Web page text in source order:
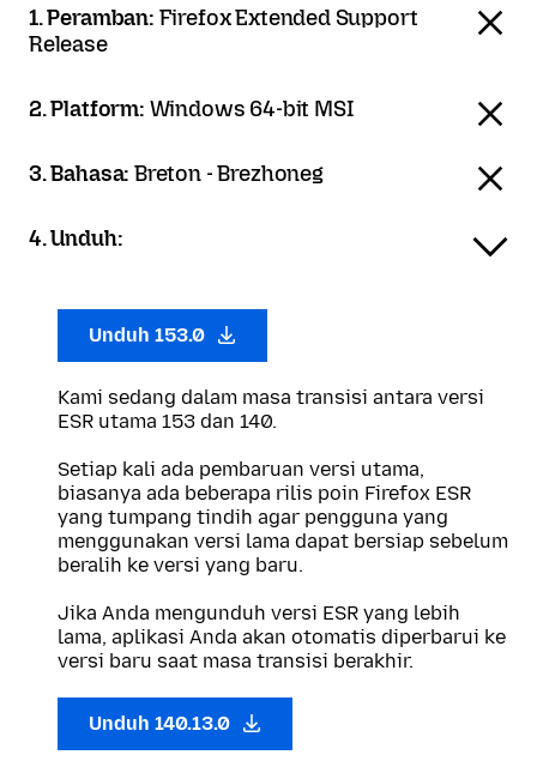
1. Peramban: Firefox Extended Support
Release
2. Platform: Windows 64-bit MSI
3. Bahasa:Breton - Brezhoneg
4. Unduh:
Unduh 153.0
Kami sedang dalam masa transisi antara versi
ESR utama 153 dan 140.
Setiap kali ada pembaruan versi utama,
biasanya ada beberapa rilis poin Firefox ESR
yang tumpang tindih agar pengguna yang
menggunakan versi lama dapat bersiap sebelum
beralih ke versi yang baru.
Jika Anda mengunduh versi ESR yang lebih
lama, aplikasi Anda akan otomatis diperbarui ke
versi baru saat masa transisi berakhir.
Unduh 140.13.0